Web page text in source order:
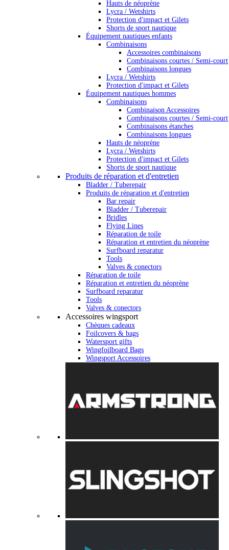
Hauts de néoprène
Lycra / Wetshirts
Protection d'impact et Gilets
Shorts de sport nautique
Équipement nautiques enfants
Combinaisons
Accessoires combinaisons
Combinaisons courtes / Semi-court
Combinaisons longues
Lycra / Wetshirts
Protection d'impact et Gilets
Équipement nautiques hommes
Combinaisons
Combinaison Accessoires
Combinaisons courtes / Semi-court
Combinaisons étanches
Combinaisons longues
Hauts de néoprène
Lycra / Wetshirts
Protection d'impact et Gilets
Shorts de sport nautique
Produits de réparation et d'entretien
Bladder / Tuberepair
Produits de réparation et d'entretien
Bar repair
Bladder / Tuberepair
Bridles
Flying Lines
Réparation de toile
Réparation et entretien du néoprène
Surfboard reparatur
Tools
Valves & conectors
Réparation de toile
Réparation et entretien du néoprène
Surfboard reparatur
Tools
Valves & conectors
Accessoires wingsport
Chèques cadeaux
Foilcovers & bags
Watersport gifts
Wingfoilboard Bags
Wingsport Accessoires